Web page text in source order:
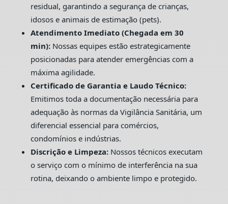
residual, garantindo a segurança de crianças,
idosos e animais de estimação (pets).
Atendimento Imediato (Chegada em 30
min):Nossas equipes estão estrategicamente
posicionadas para atender emergências com a
máxima agilidade.
Certificado de Garantia e Laudo Técnico:
Emitimos toda a documentação necessária para
adequação às normas da Vigilância Sanitária, um
diferencial essencial para comércios,
condomínios e indústrias.
Discrição e Limpeza:Nossos técnicos executam
o serviço com o mínimo de interferência na sua
rotina, deixando o ambiente limpo e protegido.